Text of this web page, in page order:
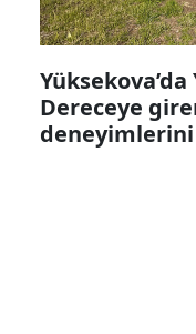
Yüksekova’da
Dereceye
deneyimlerini